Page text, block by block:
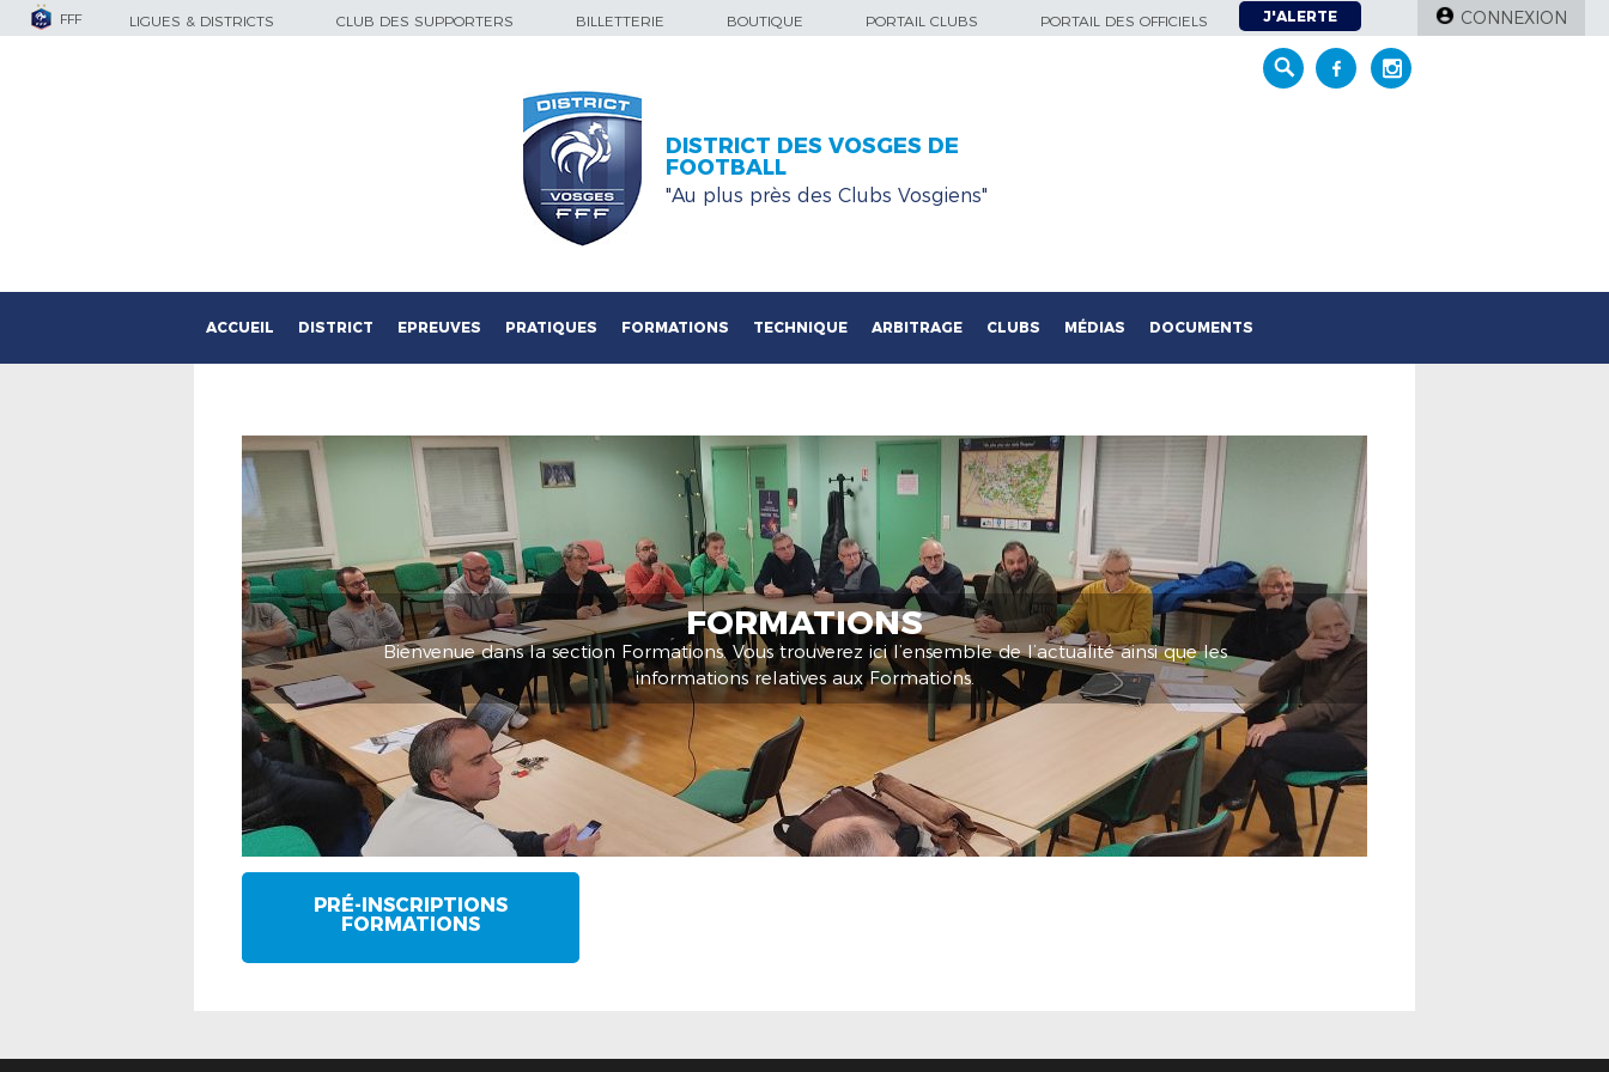
FFF LIGUES & DISTRICTS CLUB DES SUPPORTERS BILLETTERIE BOUTIQUE PORTAIL CLUBS PORTAIL DES OFFICIELS J'ALERTE CONNEXION
DISTRICT DES VOSGES DE
FOOTBALL
"Au plus près des Clubs Vosgiens"
ACCUEIL DISTRICT EPREUVES PRATIQUES FORMATIONS TECHNIQUE ARBITRAGE CLUBS MÉDIAS DOCUMENTS
FORMATIONS
Bienvenue dans la section Formations. Vous trouverez ici l’ensemble de l’actualité ainsi que les
informations relatives aux Formations.
PRÉ-INSCRIPTIONS
FORMATIONS